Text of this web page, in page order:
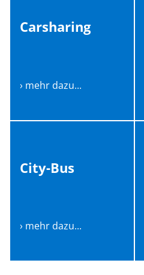
Carsharing
› mehr dazu...
City-Bus
› mehr dazu...